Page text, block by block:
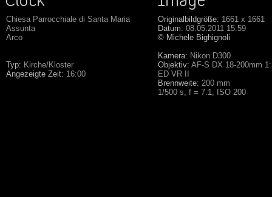
Chiesa Parrocchiale di Santa Maria
Assunta
Arco
Typ: Kirche/Kloster
Angezeigte Zeit: 16:00
Originalbildgröße: 1661 x 1661
Datum: 08.05.2011 15:59
© Michele Bighignoli
Kamera: Nikon D300
Objektiv: AF-S DX 18-200mm
ED VR II
Brennweite: 200 mm
1/500 s, f = 7.1, ISO 200